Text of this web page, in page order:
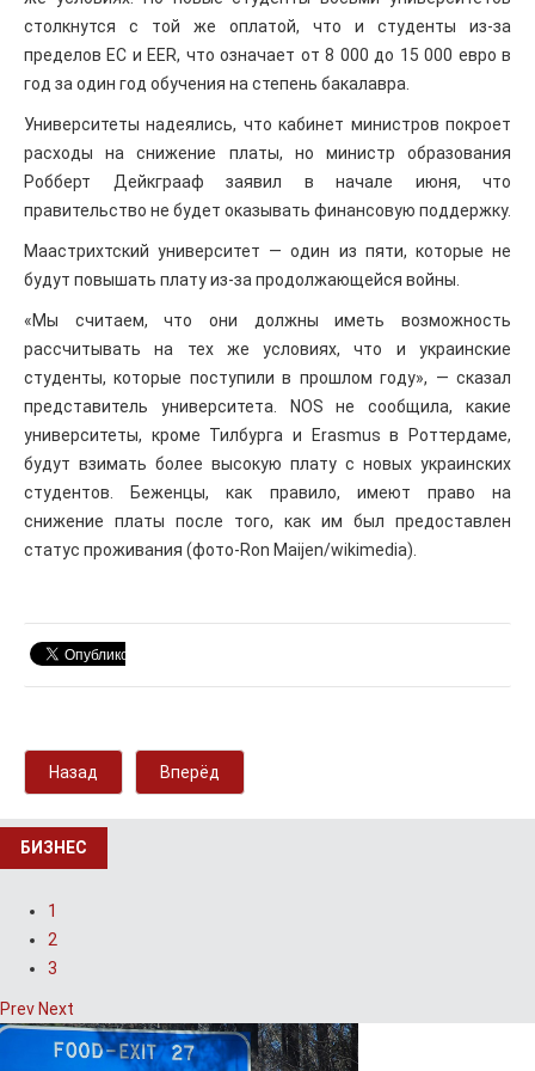
столкнутся с той же оплатой, что и студенты из-за
пределов ЕС и EER, что означает от 8 000 до 15 000 евро в
год за один год обучения на степень бакалавра.
Университеты надеялись, что кабинет министров покроет
расходы на снижение платы, но министр образования
Робберт Дейкграаф заявил в начале июня, что
правительство не будет оказывать финансовую поддержку.
Маастрихтский университет — один из пяти, которые не
будут повышать плату из-за продолжающейся войны.
«Мы считаем, что они должны иметь возможность
рассчитывать на тех же условиях, что и украинские
студенты, которые поступили в прошлом году», — сказал
представитель университета. NOS не сообщила, какие
университеты, кроме Тилбурга и Erasmus в Роттердаме,
будут взимать более высокую плату с новых украинских
студентов. Беженцы, как правило, имеют право на
снижение платы после того, как им был предоставлен
статус проживания (фото-Ron Maijen/wikimedia).
Назад Вперёд
БИЗНЕС
1
2
3
Prev Next